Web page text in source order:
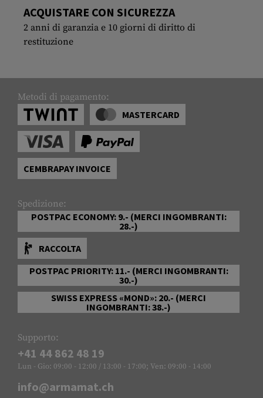
ACQUISTARE CON SICUREZZA
2 anni di garanzia e 10 giorni di diritto di
restituzione
Metodi di pagamento:
MASTERCARD
CEMBRAPAY INVOICE
Spedizione:
POSTPAC ECONOMY: 9.- (MERCI INGOMBRANTI:
28.-)
RACCOLTA
POSTPAC PRIORITY: 11.- (MERCI INGOMBRANTI:
30.-)
SWISS EXPRESS «MOND»: 20.- (MERCI
INGOMBRANTI: 38.-)
Supporto:
+41 44 862 48 19
Lun - Gio: 09:00 - 12:00 / 13:00 - 17:00; Ven: 09:00 - 14:00
info@armamat.ch